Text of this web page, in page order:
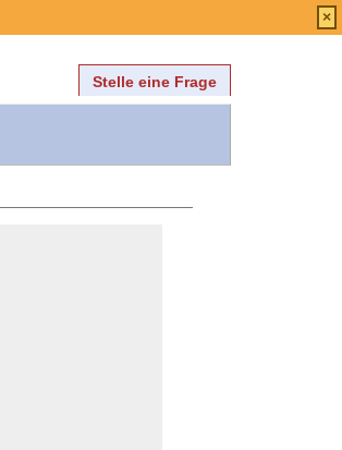
Stelle eine Frage
×